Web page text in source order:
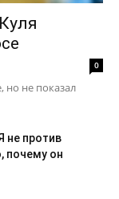
0
но не показал
не против
почему он